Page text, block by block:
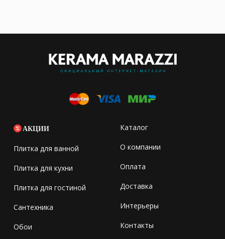
АКЦИИ
Плитка для ванной
Плитка для кухни
Плитка для гостиной
Сантехника
Обои
Каталог
О компании
Оплата
Доставка
Интерьеры
Контакты